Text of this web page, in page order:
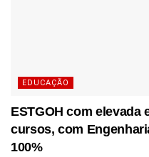
EDUCAÇÃO
ESTGOH com
cursos, com
100%